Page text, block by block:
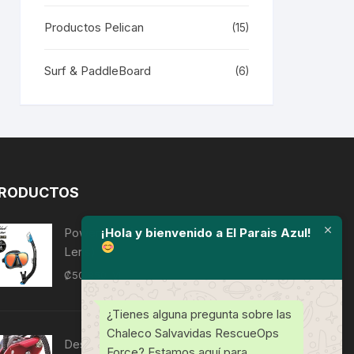
Productos Pelican (15)
Surf & PaddleBoard (6)
Powerview Adult Dry Combo (Mirror
Lens)
₡50,850
Descendedor de trabajo/rescate D4
¡Hola y bienvenido a El Parais Azul!
¿Tienes alguna pregunta sobre las
Chaleco Salvavidas RescueOps